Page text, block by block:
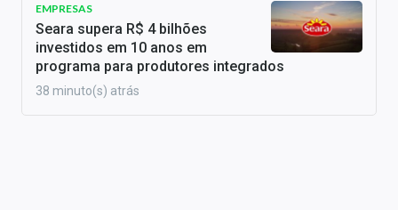
EMPRESAS
Seara supera R$ 4 bilhões
investidos em 10 anos em
programa para produtores integrados
38 minuto(s) atrás